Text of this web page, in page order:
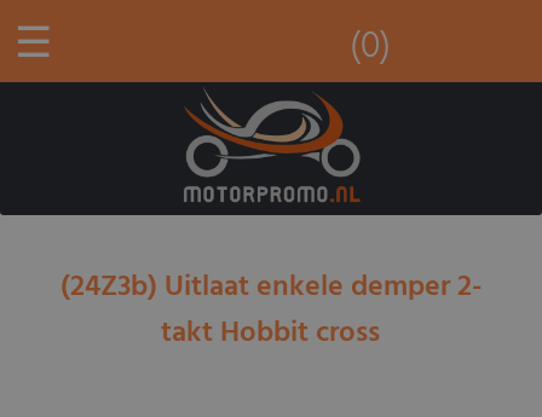
☰ (0)
(24Z3b) Uitlaat enkele demper 2-
takt Hobbit cross